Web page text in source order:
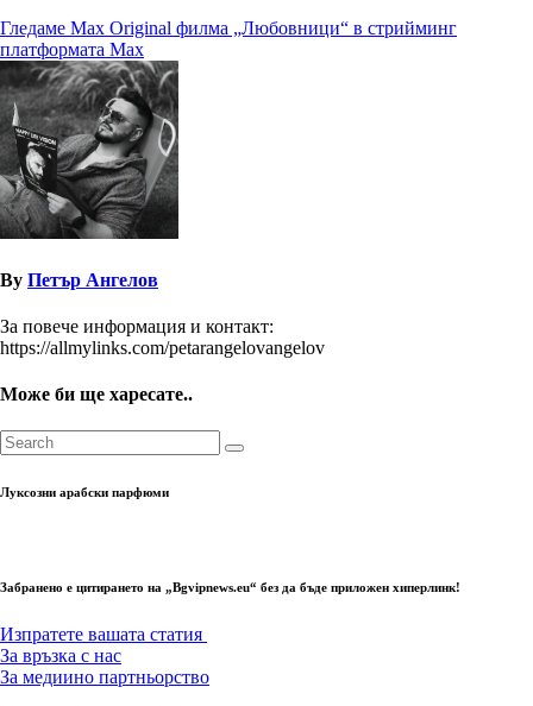
Навигация
Гледаме Max Original филма „Любовници“ в стрийминг
платформата Max
By Петър Ангелов
За повече информация и контакт:
https://allmylinks.com/petarangelovangelov
Може би ще харесате..
Луксозни арабски парфюми
Забранено е цитирането на „Bgvipnews.eu“ без да бъде приложен хиперлинк!
Изпратете вашата статия
За връзка с нас
За медиино партньорство